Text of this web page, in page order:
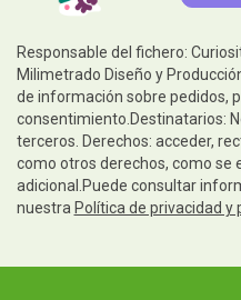
Responsable del fichero:
Milimetrado Diseño y
de información sobre pedidos,
consentimiento.Destinatarios:
terceros. Derechos: acceder,
como otros derechos, como se
adicional.Puede consultar
nuestra Política de privacidad y